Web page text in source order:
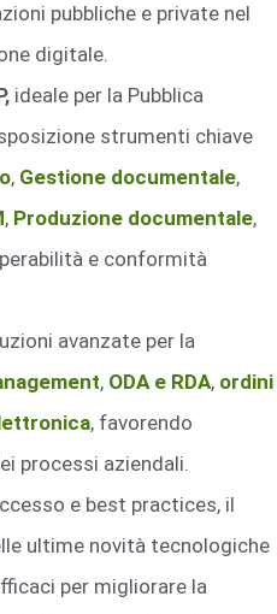
pubbliche e private nel
digitale.
ideale per la Pubblica
strumenti chiave
, Gestione documentale,
, Produzione documentale,
e conformità
avanzate per la
, ODA e RDA, ordini
, favorendo
processi aziendali.
e best practices, il
ultime novità tecnologiche
per migliorare la